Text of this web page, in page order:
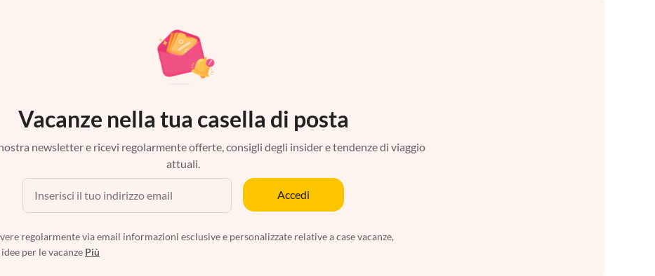
Vacanze nella tua casella di posta
newsletter e ricevi regolarmente offerte, consigli degli insider e tendenze di viaggio
attuali.
Accedi
regolarmente via email informazioni esclusive e personalizzate relative a case vacanze,
per le vacanze Più